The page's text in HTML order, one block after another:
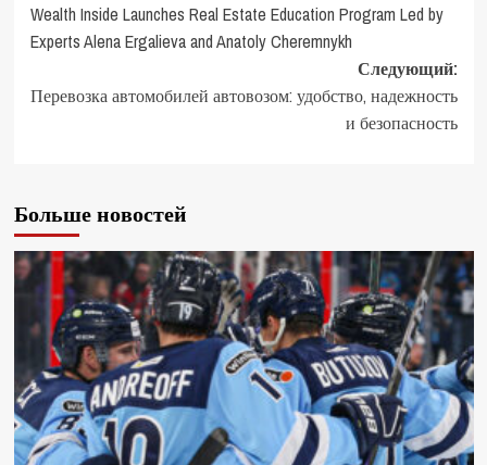
Wealth Inside Launches Real Estate Education Program Led by
Experts Alena Ergalieva and Anatoly Cheremnykh
Следующий:
Перевозка автомобилей автовозом: удобство, надежность
и безопасность
Больше новостей